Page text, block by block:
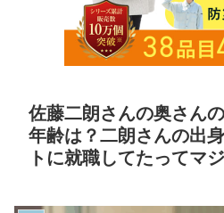
佐藤二朗さんの奥さん
年齢は？二朗さんの出
トに就職してたってマジ